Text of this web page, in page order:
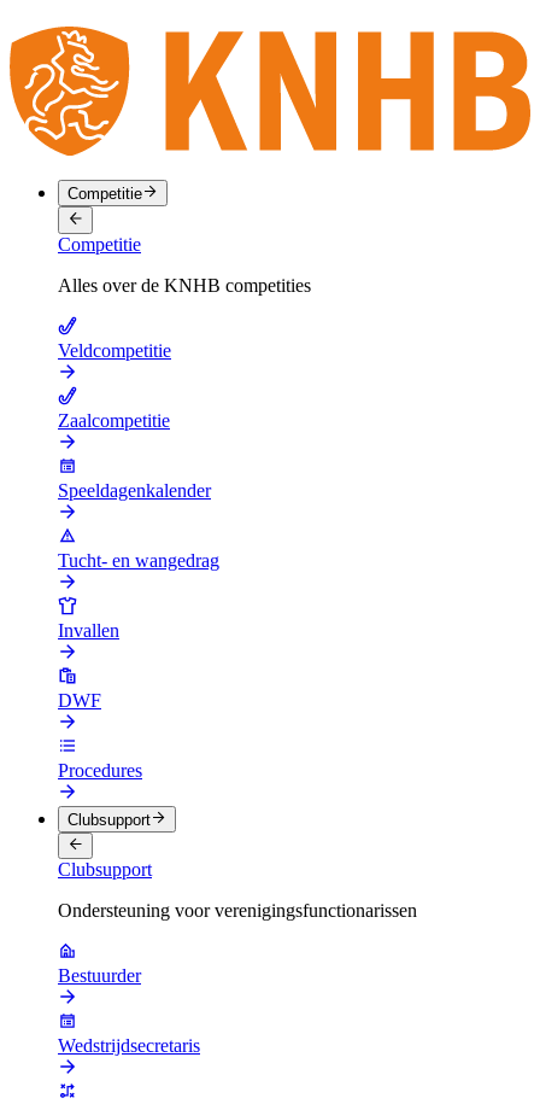
Competitie
Competitie
Alles over de KNHB competities
Veldcompetitie
Zaalcompetitie
Speeldagenkalender
Tucht- en wangedrag
Invallen
DWF
Procedures
Clubsupport
Clubsupport
Ondersteuning voor verenigingsfunctionarissen
Bestuurder
Wedstrijdsecretaris